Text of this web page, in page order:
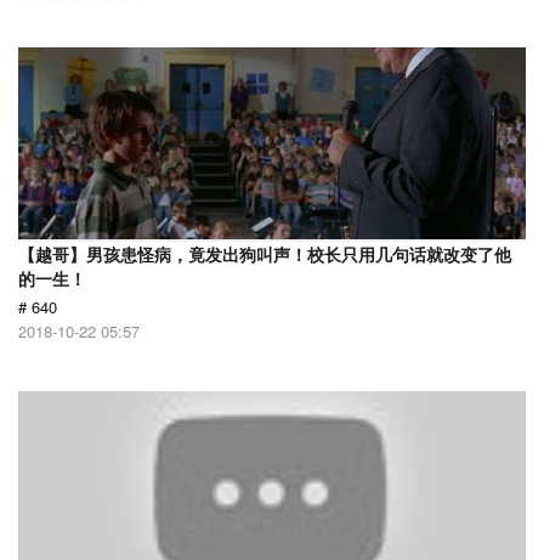
【越哥】男孩患怪病，竟发出狗叫声！校长只用几句话就改变了他
的一生！
# 640
2018-10-22 05:57